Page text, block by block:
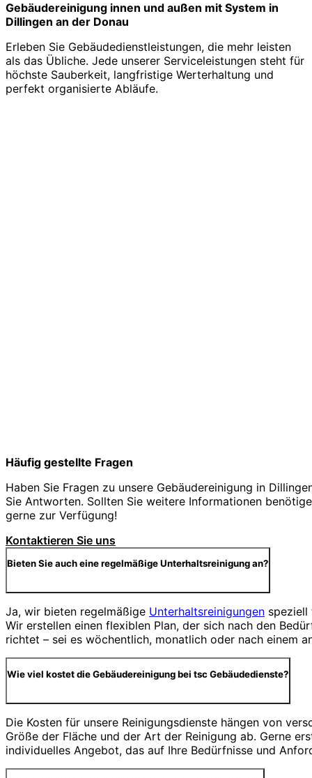
Gebäudereinigung innen und außen mit System in
Dillingen an der Donau
Erleben Sie Gebäudedienstleistungen, die mehr leisten
als das Übliche. Jede unserer Serviceleistungen steht für
höchste Sauberkeit, langfristige Werterhaltung und
perfekt organisierte Abläufe.
Häufig gestellte Fragen
Haben Sie Fragen zu unsere Gebäudereinigung in
Sie Antworten. Sollten Sie weitere Informationen
gerne zur Verfügung!
Kontaktieren Sie uns
Bieten Sie auch eine regelmäßige Unterhaltsreinigung an?
Ja, wir bieten regelmäßige Unterhaltsreinigungen speziell
Wir erstellen einen flexiblen Plan, der sich nach den
richtet – sei es wöchentlich, monatlich oder nach einem
Wie viel kostet die Gebäudereinigung bei tsc Gebäudedienste?
Die Kosten für unsere Reinigungsdienste hängen von
Größe der Fläche und der Art der Reinigung ab. Gerne
individuelles Angebot, das auf Ihre Bedürfnisse und